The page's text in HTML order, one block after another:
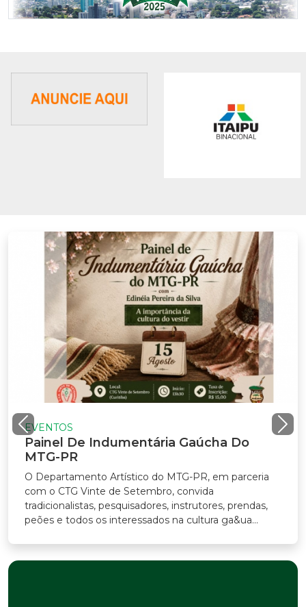
De Indumentária Gaúcha Do
PR
Departamento Artístico do MTG-PR, em parceria
o CTG Vinte de Setembro, convida
pesquisadores, instrutores, prendas,
e todos os interessados na cultura ga&ua...